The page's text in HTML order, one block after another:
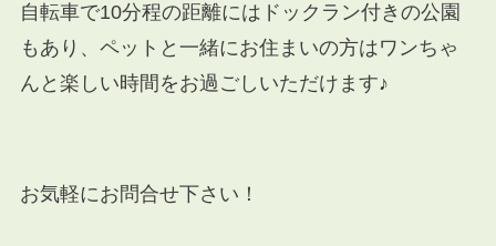
自転車で10分程の距離にはドックラン付きの公園
もあり、ペットと一緒にお住まいの方はワンちゃ
んと楽しい時間をお過ごしいただけます♪
お気軽にお問合せ下さい！